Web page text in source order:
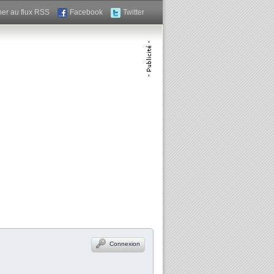
Twitter
Facebook
au flux RSS
Connexion